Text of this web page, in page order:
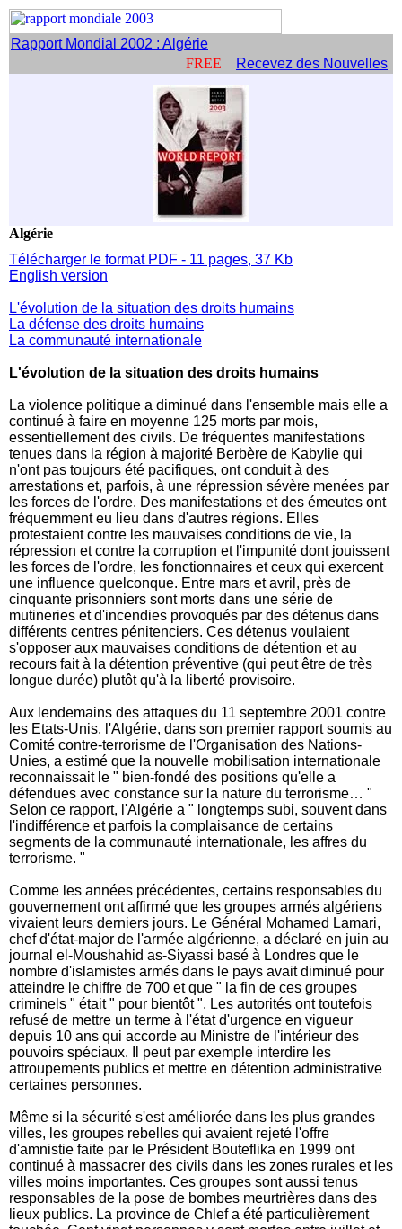
Rapport Mondial 2002 : Algérie
FREE
Recevez des Nouvelles
Algérie
Télécharger le format PDF - 11 pages, 37 Kb
English version
L'évolution de la situation des droits humains
La défense des droits humains
La communauté internationale
L'évolution de la situation des droits humains
La violence politique a diminué dans l'ensemble mais elle a
continué à faire en moyenne 125 morts par mois,
essentiellement des civils. De fréquentes manifestations
tenues dans la région à majorité Berbère de Kabylie qui
n'ont pas toujours été pacifiques, ont conduit à des
arrestations et, parfois, à une répression sévère menées par
les forces de l'ordre. Des manifestations et des émeutes ont
fréquemment eu lieu dans d'autres régions. Elles
protestaient contre les mauvaises conditions de vie, la
répression et contre la corruption et l'impunité dont jouissent
les forces de l'ordre, les fonctionnaires et ceux qui exercent
une influence quelconque. Entre mars et avril, près de
cinquante prisonniers sont morts dans une série de
mutineries et d'incendies provoqués par des détenus dans
différents centres pénitenciers. Ces détenus voulaient
s'opposer aux mauvaises conditions de détention et au
recours fait à la détention préventive (qui peut être de très
longue durée) plutôt qu'à la liberté provisoire.
Aux lendemains des attaques du 11 septembre 2001 contre
les Etats-Unis, l'Algérie, dans son premier rapport soumis au
Comité contre-terrorisme de l'Organisation des Nations-
Unies, a estimé que la nouvelle mobilisation internationale
reconnaissait le " bien-fondé des positions qu'elle a
défendues avec constance sur la nature du terrorisme… "
Selon ce rapport, l'Algérie a " longtemps subi, souvent dans
l'indifférence et parfois la complaisance de certains
segments de la communauté internationale, les affres du
terrorisme. "
Comme les années précédentes, certains responsables du
gouvernement ont affirmé que les groupes armés algériens
vivaient leurs derniers jours. Le Général Mohamed Lamari,
chef d'état-major de l'armée algérienne, a déclaré en juin au
journal el-Moushahid as-Siyassi basé à Londres que le
nombre d'islamistes armés dans le pays avait diminué pour
atteindre le chiffre de 700 et que " la fin de ces groupes
criminels " était " pour bientôt ". Les autorités ont toutefois
refusé de mettre un terme à l'état d'urgence en vigueur
depuis 10 ans qui accorde au Ministre de l'intérieur des
pouvoirs spéciaux. Il peut par exemple interdire les
attroupements publics et mettre en détention administrative
certaines personnes.
Même si la sécurité s'est améliorée dans les plus grandes
villes, les groupes rebelles qui avaient rejeté l'offre
d'amnistie faite par le Président Bouteflika en 1999 ont
continué à massacrer des civils dans les zones rurales et les
villes moins importantes. Ces groupes sont aussi tenus
responsables de la pose de bombes meurtrières dans des
lieux publics. La province de Chlef a été particulièrement